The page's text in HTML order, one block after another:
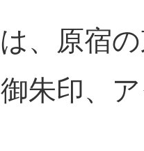
、原宿
朱印、